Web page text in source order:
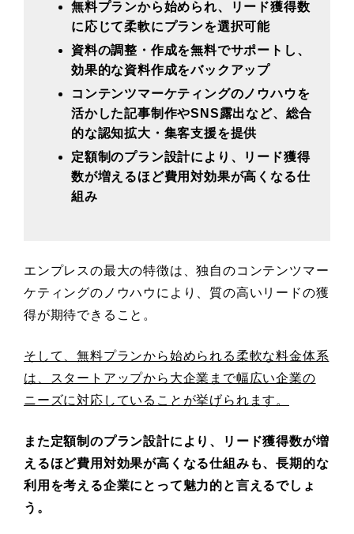
無料プランから始められ、リード獲得数
に応じて柔軟にプランを選択可能
資料の調整・作成を無料でサポートし、
効果的な資料作成をバックアップ
コンテンツマーケティングのノウハウを
活かした記事制作やSNS露出など、総合
的な認知拡大・集客支援を提供
定額制のプラン設計により、リード獲得
数が増えるほど費用対効果が高くなる仕
組み
エンプレスの最大の特徴は、独自のコンテンツマー
ケティングのノウハウにより、質の高いリードの獲
得が期待できること。
そして、無料プランから始められる柔軟な料金体系
は、スタートアップから大企業まで幅広い企業の
ニーズに対応していることが挙げられます。
また定額制のプラン設計により、リード獲得数が増
えるほど費用対効果が高くなる仕組みも、長期的な
利用を考える企業にとって魅力的と言えるでしょ
う。